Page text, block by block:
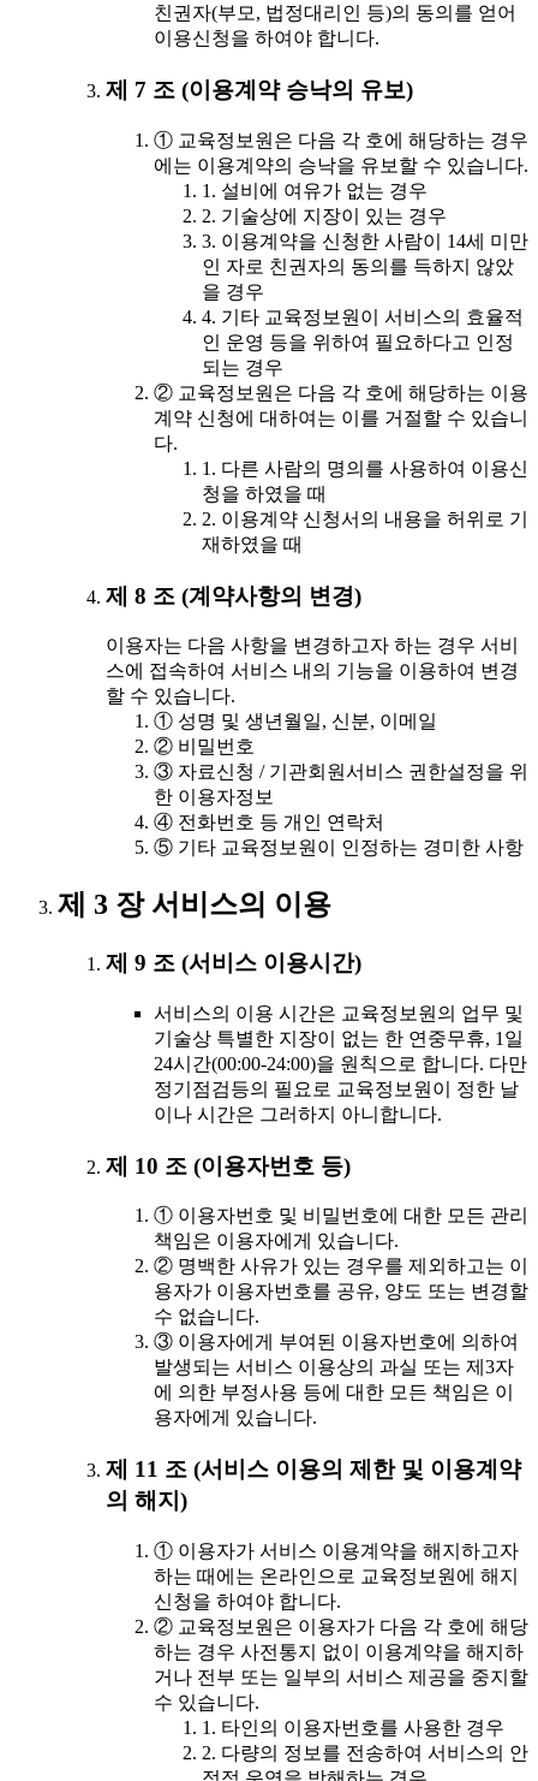
친권자(부모, 법정대리인 등)의 동의를 얻어
이용신청을 하여야 합니다.
제 7 조 (이용계약 승낙의 유보)
① 교육정보원은 다음 각 호에 해당하는 경우
에는 이용계약의 승낙을 유보할 수 있습니다.
1. 설비에 여유가 없는 경우
2. 기술상에 지장이 있는 경우
3. 이용계약을 신청한 사람이 14세 미만
인 자로 친권자의 동의를 득하지 않았
을 경우
4. 기타 교육정보원이 서비스의 효율적
인 운영 등을 위하여 필요하다고 인정
되는 경우
② 교육정보원은 다음 각 호에 해당하는 이용
계약 신청에 대하여는 이를 거절할 수 있습니
다.
1. 다른 사람의 명의를 사용하여 이용신
청을 하였을 때
2. 이용계약 신청서의 내용을 허위로 기
재하였을 때
제 8 조 (계약사항의 변경)
이용자는 다음 사항을 변경하고자 하는 경우 서비
스에 접속하여 서비스 내의 기능을 이용하여 변경
할 수 있습니다.
① 성명 및 생년월일, 신분, 이메일
② 비밀번호
③ 자료신청 / 기관회원서비스 권한설정을 위
한 이용자정보
④ 전화번호 등 개인 연락처
⑤ 기타 교육정보원이 인정하는 경미한 사항
제 3 장 서비스의 이용
제 9 조 (서비스 이용시간)
서비스의 이용 시간은 교육정보원의 업무 및
기술상 특별한 지장이 없는 한 연중무휴, 1일
24시간(00:00-24:00)을 원칙으로 합니다. 다만
정기점검등의 필요로 교육정보원이 정한 날
이나 시간은 그러하지 아니합니다.
제 10 조 (이용자번호 등)
① 이용자번호 및 비밀번호에 대한 모든 관리
책임은 이용자에게 있습니다.
② 명백한 사유가 있는 경우를 제외하고는 이
용자가 이용자번호를 공유, 양도 또는 변경할
수 없습니다.
③ 이용자에게 부여된 이용자번호에 의하여
발생되는 서비스 이용상의 과실 또는 제3자
에 의한 부정사용 등에 대한 모든 책임은 이
용자에게 있습니다.
제 11 조 (서비스 이용의 제한 및 이용계약
의 해지)
① 이용자가 서비스 이용계약을 해지하고자
하는 때에는 온라인으로 교육정보원에 해지
신청을 하여야 합니다.
② 교육정보원은 이용자가 다음 각 호에 해당
하는 경우 사전통지 없이 이용계약을 해지하
거나 전부 또는 일부의 서비스 제공을 중지할
수 있습니다.
1. 타인의 이용자번호를 사용한 경우
2. 다량의 정보를 전송하여 서비스의 안